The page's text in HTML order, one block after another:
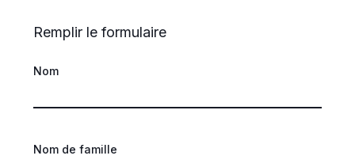
Remplir le formulaire
Nom
Nom de famille